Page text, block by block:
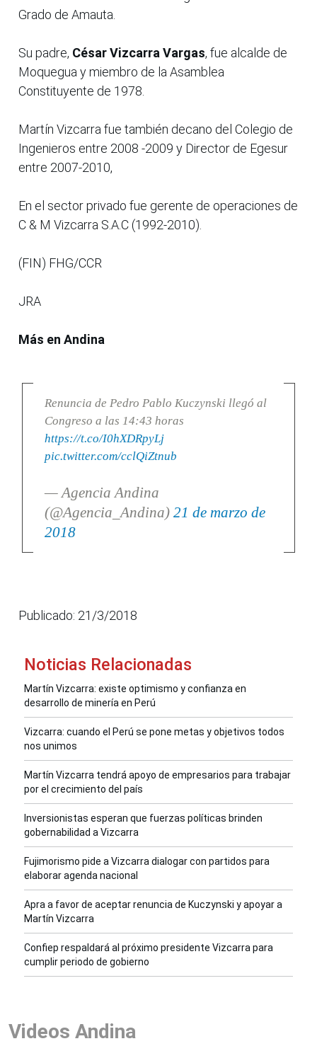
Grado de Amauta.
Su padre, César Vizcarra Vargas, fue alcalde de
Moquegua y miembro de la Asamblea
Constituyente de 1978.
Martín Vizcarra fue también decano del Colegio de
Ingenieros entre 2008 -2009 y Director de Egesur
entre 2007-2010,
En el sector privado fue gerente de operaciones de
C & M Vizcarra S.A.C (1992-2010).
(FIN) FHG/CCR
JRA
Más en Andina
Renuncia de Pedro Pablo Kuczynski llegó al
Congreso a las 14:43 horas
https://t.co/I0hXDRpyLj
pic.twitter.com/cclQiZtnub
— Agencia Andina
(@Agencia_Andina) 21 de marzo de
2018
Publicado: 21/3/2018
Noticias Relacionadas
Martín Vizcarra: existe optimismo y confianza en
desarrollo de minería en Perú
Vizcarra: cuando el Perú se pone metas y objetivos todos
nos unimos
Martín Vizcarra tendrá apoyo de empresarios para trabajar
por el crecimiento del país
Inversionistas esperan que fuerzas políticas brinden
gobernabilidad a Vizcarra
Fujimorismo pide a Vizcarra dialogar con partidos para
elaborar agenda nacional
Apra a favor de aceptar renuncia de Kuczynski y apoyar a
Martín Vizcarra
Confiep respaldará al próximo presidente Vizcarra para
cumplir periodo de gobierno
Videos Andina